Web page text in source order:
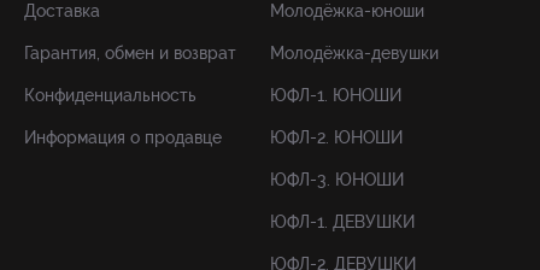
Доставка
Гарантия, обмен и возврат
Конфиденциальность
Информация о продавце
Молодёжка-юноши
Молодёжка-девушки
ЮФЛ-1. ЮНОШИ
ЮФЛ-2. ЮНОШИ
ЮФЛ-3. ЮНОШИ
ЮФЛ-1. ДЕВУШКИ
ЮФЛ-2. ДЕВУШКИ